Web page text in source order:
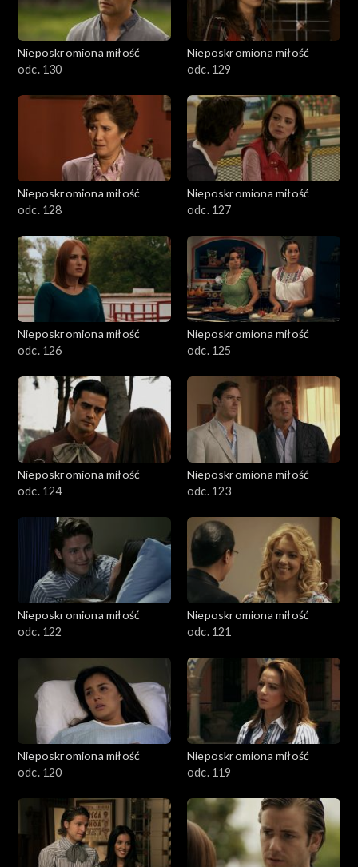
Nieposkromiona miłość
odc. 130
Nieposkromiona miłość
odc. 129
Nieposkromiona miłość
odc. 128
Nieposkromiona miłość
odc. 127
Nieposkromiona miłość
odc. 126
Nieposkromiona miłość
odc. 125
Nieposkromiona miłość
odc. 124
Nieposkromiona miłość
odc. 123
Nieposkromiona miłość
odc. 122
Nieposkromiona miłość
odc. 121
Nieposkromiona miłość
odc. 120
Nieposkromiona miłość
odc. 119